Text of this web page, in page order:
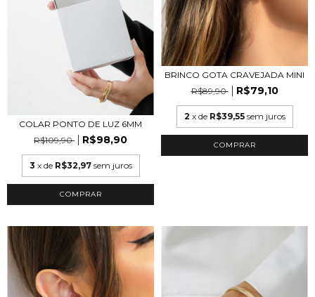
COLAR PONTO DE LUZ 6MM
R$109,90
R$98,90
3 x de R$32,97 sem juros
COMPRAR
BRINCO GOTA CRAVEJADA MINI
R$89,90
R$79,10
2 x de R$39,55 sem juros
COMPRAR